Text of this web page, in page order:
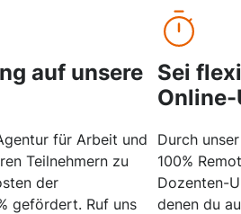
auf unsere
für Arbeit und
Teilnehmern zu
der
gefördert. Ruf uns
Sei
Durch
100%
Dozenten-
denen du